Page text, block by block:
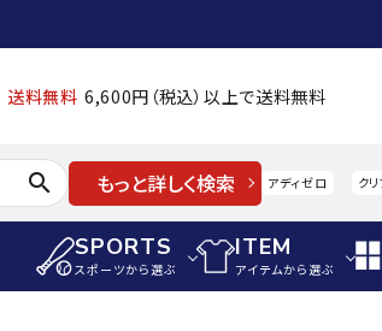
送料無料 6,600円（税込）以上で送料無料
search もっと詳しく検索 アディゼロ ク
SPORTS
スポーツから選ぶ
ITEM
アイテムから選ぶ